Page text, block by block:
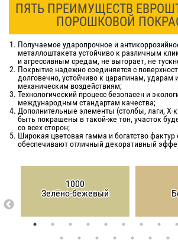
ПЯТЬ ПРЕИМУЩЕСТВ
ПОРОШКОВОЙ
Получаемое ударопрочное и
металлоштакета устойчиво к различным
и агрессивным средам, не выгорает, не
Покрытие надежно соединяется с
долговечно, устойчиво к царапинам, ударам
механическим воздействиям;
Технологический процесс безопасен и
международным стандартам качества;
Дополнительные элементы (столбы, лаги, Х-
быть покрашены в такой-же тон, участок
со всех сторон;
Широкая цветовая гамма и богатство
обеспечивают отличный декоративный
1000
Зелёно-бежевый